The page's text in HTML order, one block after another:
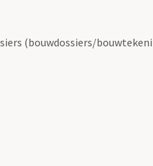
(bouwdossiers/